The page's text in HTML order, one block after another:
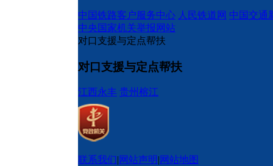
中国铁路客户服务中心 人民铁道网 中国交通
中央国家机关举报网站
对口支援与定点帮扶
对口支援与定点帮扶
江西永丰 贵州榕江
联系我们 网站声明 网站地图